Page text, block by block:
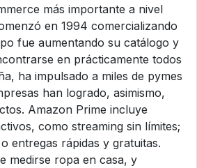
más importante a nivel
en 1994 comercializando
fue aumentando su catálogo y
en prácticamente todos
ha impulsado a miles de pymes
han logrado, asimismo,
Amazon Prime incluye
como streaming sin límites;
entregas rápidas y gratuitas.
medirse ropa en casa, y